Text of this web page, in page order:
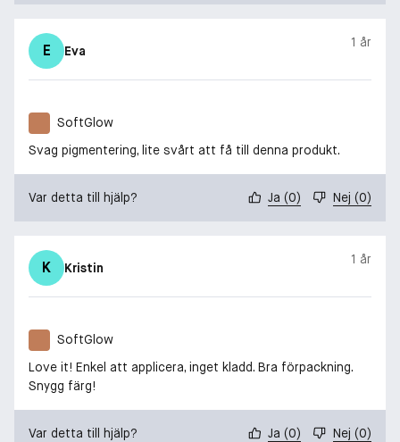
E Eva
1 år
SoftGlow
Svag pigmentering, lite svårt att få till denna produkt.
Var detta till hjälp? Ja (0) Nej (0)
K Kristin
1 år
SoftGlow
Love it! Enkel att applicera, inget kladd. Bra förpackning.
Snygg färg!
Var detta till hjälp? Ja (0) Nej (0)